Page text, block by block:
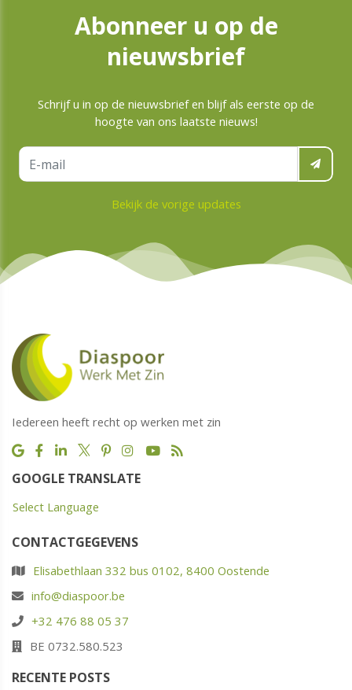
Abonneer u op de
nieuwsbrief
Schrijf u in op de nieuwsbrief en blijf als eerste op de
hoogte van ons laatste nieuws!
Bekijk de vorige updates
Iedereen heeft recht op werken met zin
GOOGLE TRANSLATE
Select Language
CONTACTGEGEVENS
Elisabethlaan 332 bus 0102, 8400 Oostende
info@diaspoor.be
+32 476 88 05 37
BE 0732.580.523
RECENTE POSTS